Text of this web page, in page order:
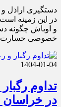
در این زمینه
و اوباش چگونه
خصوصی خسارت
1404-01-04
تداوم
در خراسان